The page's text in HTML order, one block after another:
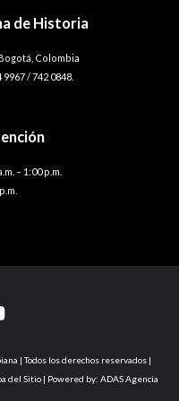
de Historia
Colombia
/ 742 0848.
– 1:00 p.m.
| Todos los derechos reservados |
del Sitio | Powered by: ADAS Agencia